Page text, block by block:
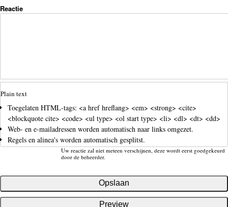
Reactie
Plain text
Toegelaten HTML-tags: <a href hreflang> <em> <strong> <cite>
<blockquote cite> <code> <ul type> <ol start type> <li> <dl> <dt> <dd>
Web- en e-mailadressen worden automatisch naar links omgezet.
Regels en alinea's worden automatisch gesplitst.
Uw reactie zal niet meteen verschijnen, deze wordt eerst goedgekeurd
door de beheerder.